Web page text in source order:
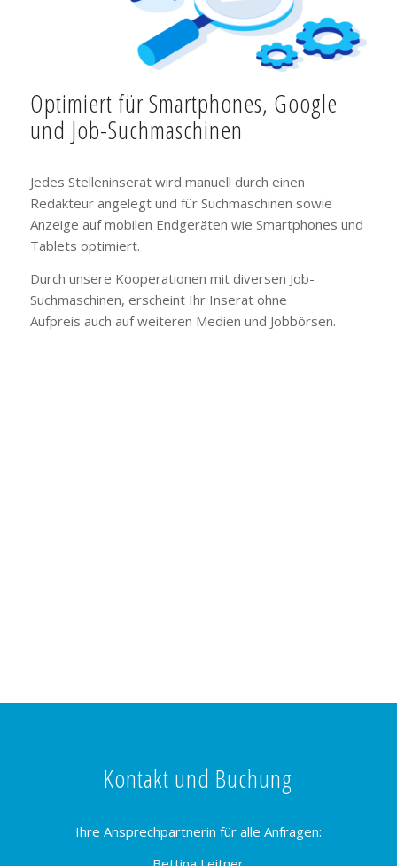
Optimiert für Smartphones, Google
und Job-Suchmaschinen
Jedes Stelleninserat wird manuell durch einen
Redakteur angelegt und für Suchmaschinen sowie
Anzeige auf mobilen Endgeräten wie Smartphones und
Tablets optimiert.
Durch unsere Kooperationen mit diversen Job-
Suchmaschinen, erscheint Ihr Inserat ohne
Aufpreis auch auf weiteren Medien und Jobbörsen.
Kontakt und Buchung
Ihre Ansprechpartnerin für alle Anfragen: